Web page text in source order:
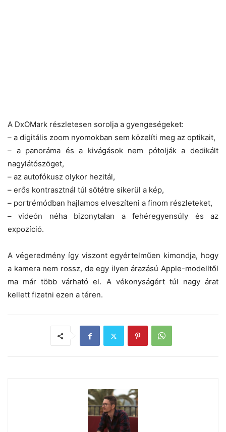
A DxOMark részletesen sorolja a gyengeségeket:
– a digitális zoom nyomokban sem közelíti meg az optikait,
– a panoráma és a kivágások nem pótolják a dedikált
nagylátószöget,
– az autofókusz olykor hezitál,
– erős kontrasztnál túl sötétre sikerül a kép,
– portrémódban hajlamos elveszíteni a finom részleteket,
– videón néha bizonytalan a fehéregyensúly és az
expozíció.
A végeredmény így viszont egyértelműen kimondja, hogy
a kamera nem rossz, de egy ilyen árazású Apple-modelltől
ma már több várható el. A vékonyságért túl nagy árat
kellett fizetni ezen a téren.